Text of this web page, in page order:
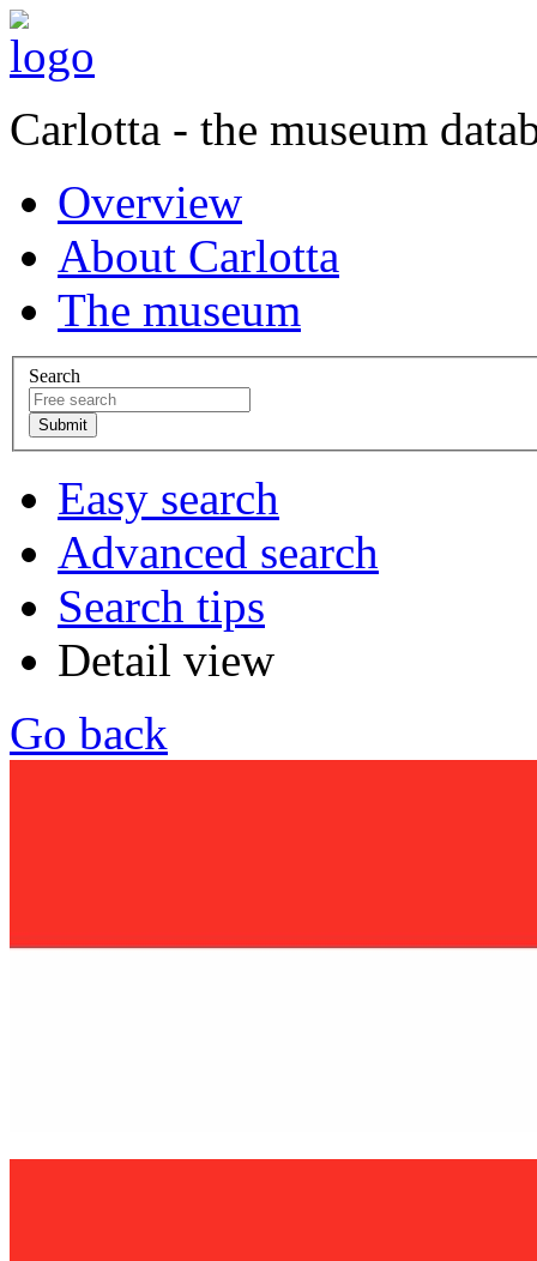
Carlotta - the museum
Overview
About Carlotta
The museum
Search
Easy search
Advanced search
Search tips
Detail view
Go back